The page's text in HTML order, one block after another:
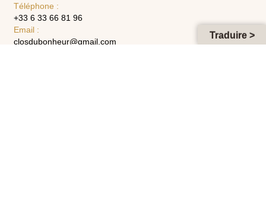
Téléphone :
+33 6 33 66 81 96
Email :
closdubonheur@gmail.com
Traduire >